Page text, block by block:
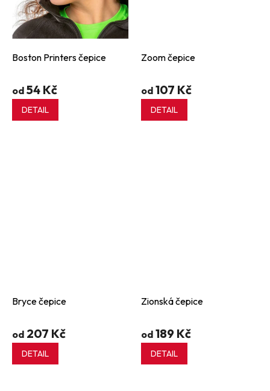
Boston Printers čepice
od 54 Kč
DETAIL
Zoom čepice
od 107 Kč
DETAIL
Bryce čepice
od 207 Kč
DETAIL
Zionská čepice
od 189 Kč
DETAIL